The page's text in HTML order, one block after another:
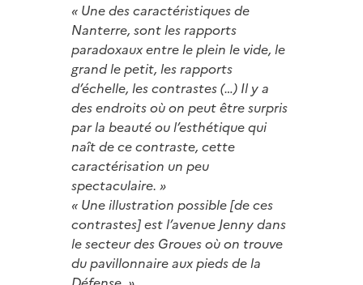
« Une des caractéristiques de
Nanterre, sont les rapports
paradoxaux entre le plein le vide, le
grand le petit, les rapports
d’échelle, les contrastes (…) Il y a
des endroits où on peut être surpris
par la beauté ou l’esthétique qui
naît de ce contraste, cette
caractérisation un peu
spectaculaire. »
« Une illustration possible [de ces
contrastes] est l’avenue Jenny dans
le secteur des Groues où on trouve
du pavillonnaire aux pieds de la